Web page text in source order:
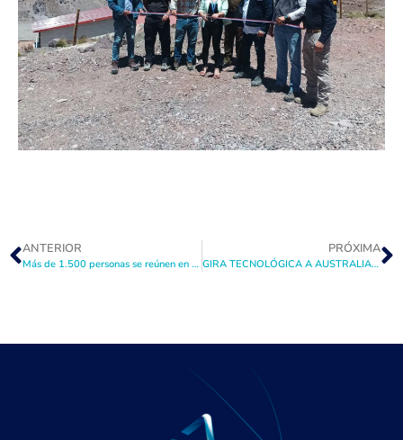
ANTERIOR
Más de 1.500 personas se reúnen en La Higuera para dialogar sobre el desafío social del Agua en Encuentro de Vinculación Social, ENVIS 2025
PRÓXIMA
GIRA TECNOLÓGICA A AUSTRALIA 2025: «EN BUSCA DE LA PRODUCTIVIDAD DEL AGUA»